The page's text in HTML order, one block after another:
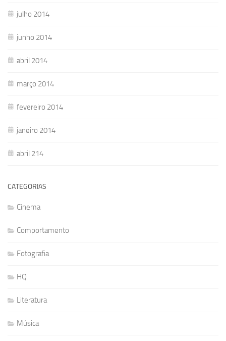
julho 2014
junho 2014
abril 2014
março 2014
fevereiro 2014
janeiro 2014
abril 214
CATEGORIAS
Cinema
Comportamento
Fotografia
HQ
Literatura
Música